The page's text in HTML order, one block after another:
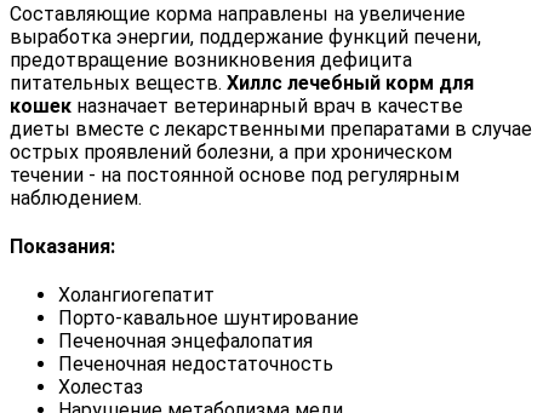
Составляющие корма направлены на увеличение
выработка энергии, поддержание функций печени,
предотвращение возникновения дефицита
питательных веществ. Хиллс лечебный корм для
кошек назначает ветеринарный врач в качестве
диеты вместе с лекарственными препаратами в случае
острых проявлений болезни, а при хроническом
течении - на постоянной основе под регулярным
наблюдением.
Показания:
Холангиогепатит
Порто-кавальное шунтирование
Печеночная энцефалопатия
Печеночная недостаточность
Холестаз